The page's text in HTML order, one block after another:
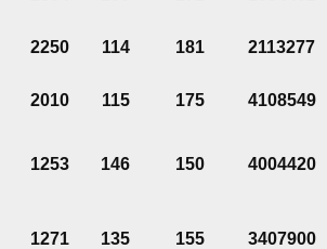
2250 114 181 2113277
2010 115 175 4108549
1253 146 150 4004420
1271 135 155 3407900